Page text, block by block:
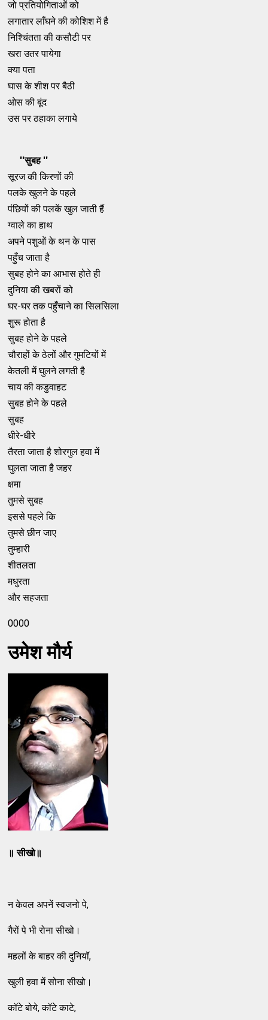
जो प्रतियोगिताओं को
लगातार लाँघने की कोशिश में है
निश्चिंतता की कसौटी पर
खरा उतर पायेगा
क्या पता
घास के शीश पर बैठी
ओस की बूंद
उस पर ठहाका लगाये
''सुबह ''
सूरज की किरणों की
पलके खुलने के पहले
पंछियों की पलकें खुल जाती हैं
ग्वाले का हाथ
अपने पशुओं के थन के पास
पहुँच जाता है
सुबह होने का आभास होते ही
दुनिया की खबरों को
घर-घर तक पहुँचाने का सिलसिला
शुरू होता है
सुबह होने के पहले
चौराहों के ठेलों और गुमटियों में
केतली में घुलने लगती है
चाय की कडुवाहट
सुबह होने के पहले
सुबह
धीरे-धीरे
तैरता जाता है शोरगुल हवा में
घुलता जाता है जहर
क्षमा
तुमसे सुबह
इससे पहले कि
तुमसे छीन जाए
तुम्हारी
शीतलता
मधुरता
और सहजता
0000
उमेश मौर्य
॥ सीखो॥
न केवल अपनें स्‍वजनो पे,
गैरों पे भी रोना सीखो।
महलों के बाहर की दुनियॉ,
खुली हवा में सोना सीखो।
कॉटे बोये, कॉटे काटे,